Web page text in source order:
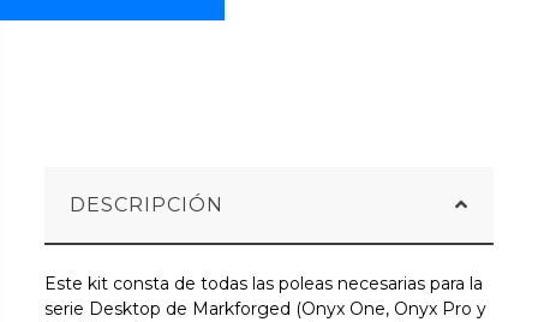
DESCRIPCIÓN
Este kit consta de todas las poleas necesarias para la
serie Desktop de Markforged (Onyx One, Onyx Pro y